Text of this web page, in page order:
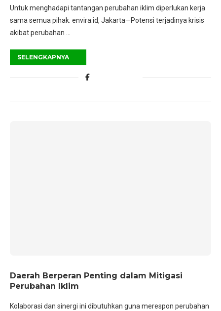
Untuk menghadapi tantangan perubahan iklim diperlukan kerja
sama semua pihak. envira.id, Jakarta—Potensi terjadinya krisis
akibat perubahan …
SELENGKAPNYA
Daerah Berperan Penting dalam Mitigasi
Perubahan Iklim
Kolaborasi dan sinergi ini dibutuhkan guna merespon perubahan